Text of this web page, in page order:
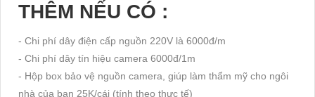
THÊM NẾU CÓ :
- Chi phí dây điện cấp nguồn 220V là 6000đ/m
- Chi phí dây tín hiệu camera 6000đ/1m
- Hộp box bảo vệ nguồn camera, giúp làm thẩm mỹ cho ngôi
nhà của bạn 25K/cái (tính theo thực tế)